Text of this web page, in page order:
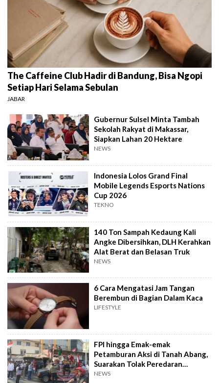
The Caffeine Club Hadir di Bandung, Bisa Ngopi
Setiap Hari Selama Sebulan
JABAR
Gubernur Sulsel Minta Tambah
Sekolah Rakyat di Makassar,
Siapkan Lahan 20 Hektare
NEWS
Indonesia Lolos Grand Final
Mobile Legends Esports Nations
Cup 2026
TEKNO
140 Ton Sampah Kedaung Kali
Angke Dibersihkan, DLH Kerahkan
Alat Berat dan Belasan Truk
NEWS
6 Cara Mengatasi Jam Tangan
Berembun di Bagian Dalam Kaca
LIFESTYLE
FPI hingga Emak-emak
Petamburan Aksi di Tanah Abang,
Suarakan Tolak Peredaran
Tramadol
NEWS